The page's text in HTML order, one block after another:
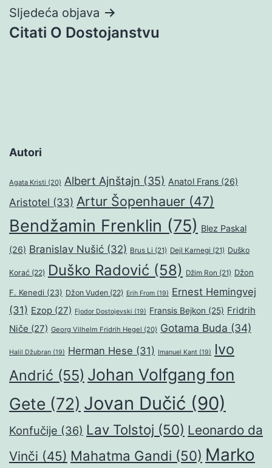
Sljedeća objava
Citati O Dostojanstvu
Autori
Agata Kristi (20) Albert Ajnštajn (35) Anatol Frans (26)
Aristotel (33) Artur Šopenhauer (47)
Bendžamin Frenklin (75) Blez Paskal
(26) Branislav Nušić (32) Brus Li (21) Dejl Karnegi (21) Duško
Korać (22) Duško Radović (58) Džim Ron (21) Džon
F. Kenedi (23) Džon Vuden (22) Erih From (19) Ernest Hemingvej
(31) Ezop (27) Fjodor Dostojevski (19) Fransis Bejkon (25) Fridrih
Niče (27) Georg Vilhelm Fridrih Hegel (20) Gotama Buda (34)
Halil Džubran (19) Herman Hese (31) Imanuel Kant (19)
Ivo
Andrić (55) Johan Volfgang fon
Gete (72) Jovan Dučić (90)
Konfučije (36) Lav Tolstoj (50) Leonardo da
Vinči (45) Mahatma Gandi (50) Marko